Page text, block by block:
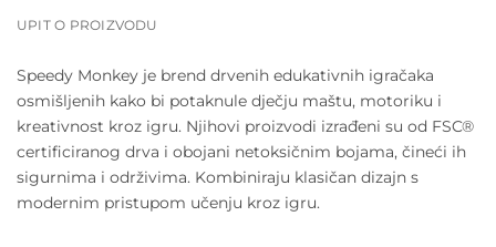
UPIT O PROIZVODU
Speedy Monkey je brend drvenih edukativnih igračaka
osmišljenih kako bi potaknule dječju maštu, motoriku i
kreativnost kroz igru. Njihovi proizvodi izrađeni su od FSC®
certificiranog drva i obojani netoksičnim bojama, čineći ih
sigurnima i održivima. Kombiniraju klasičan dizajn s
modernim pristupom učenju kroz igru.